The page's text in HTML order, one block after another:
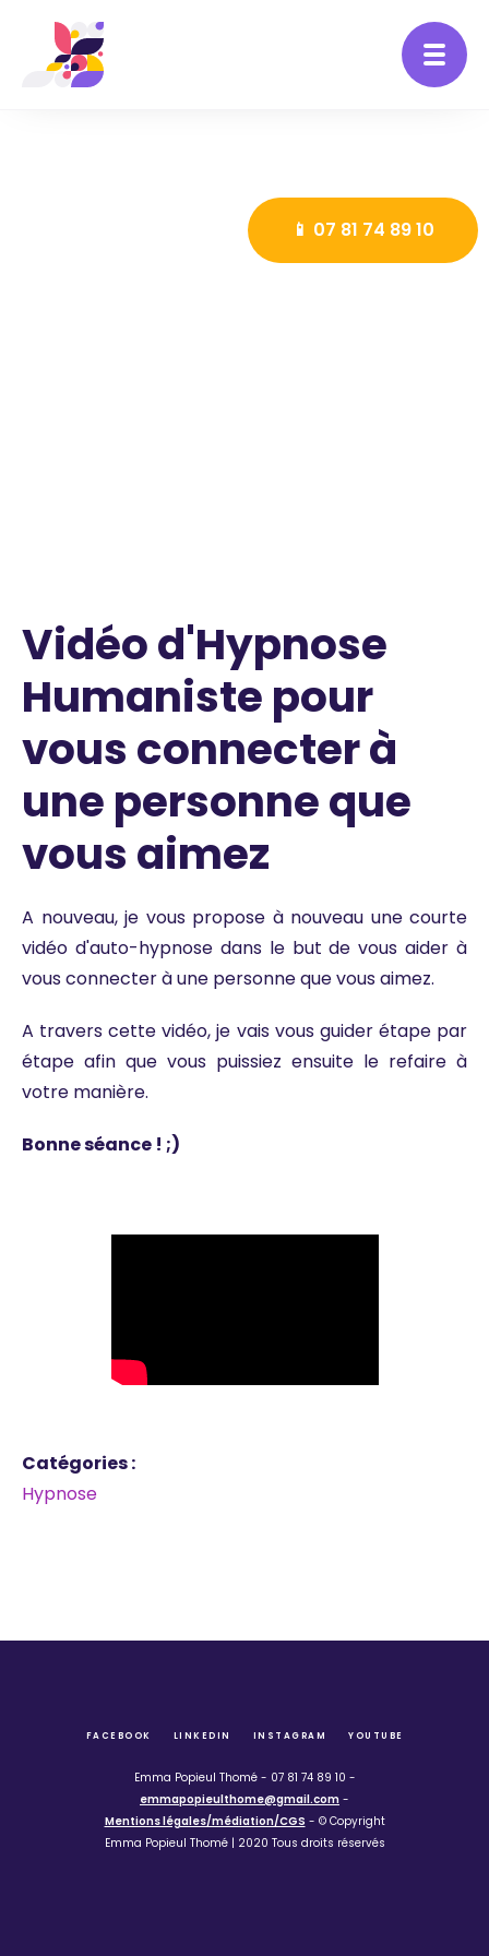
Vidéo d'Hypnose
Humaniste pour
vous connecter à
une personne que
vous aimez
A nouveau, je vous propose à nouveau une courte
vidéo d'auto-hypnose dans le but de vous aider à
vous connecter à une personne que vous aimez.
A travers cette vidéo, je vais vous guider étape par
étape afin que vous puissiez ensuite le refaire à
votre manière.
Bonne séance ! ;)
Catégories :
Hypnose
📱 07 81 74 89 10
FACEBOOK LINKEDIN INSTAGRAM YOUTUBE
Emma Popieul Thomé - 07 81 74 89 10 -
emmapopieulthome@gmail.com -
Mentions légales/médiation/CGS - © Copyright
Emma Popieul Thomé | 2020 Tous droits réservés